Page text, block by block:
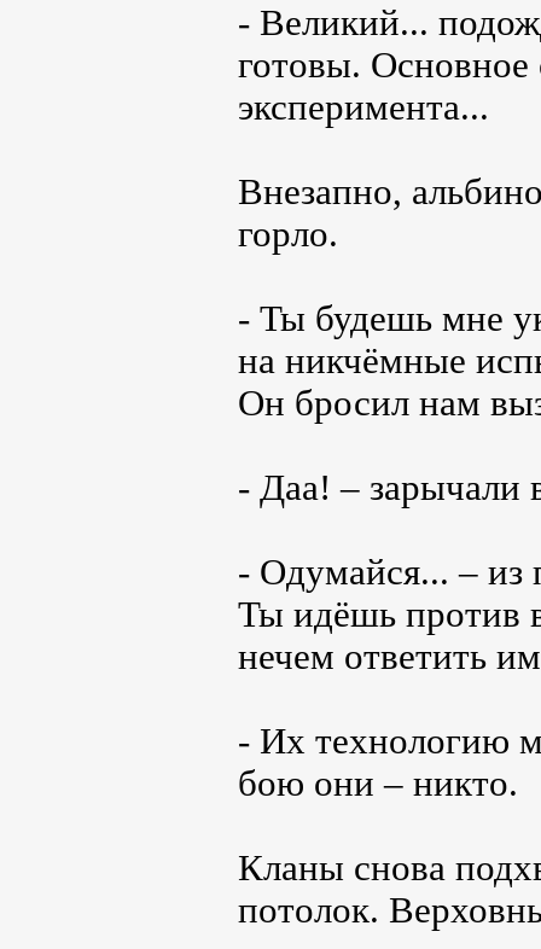
- Великий...
готовы.
эксперимента...
Внезапно,
горло.
- Ты будешь мне
на никчёмные
Он бросил нам
- Даа! – зарычали
- Одумайся... – из
Ты идёшь против
нечем ответить
- Их технологию
бою они – никто.
Кланы снова
потолок.